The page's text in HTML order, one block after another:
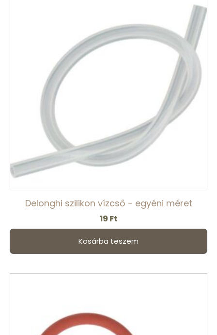
Delonghi szilikon vízcső - egyéni méret
19Ft
Kosárba teszem